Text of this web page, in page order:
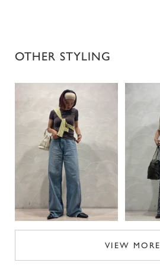
OTHER STYLING
VIEW MORE